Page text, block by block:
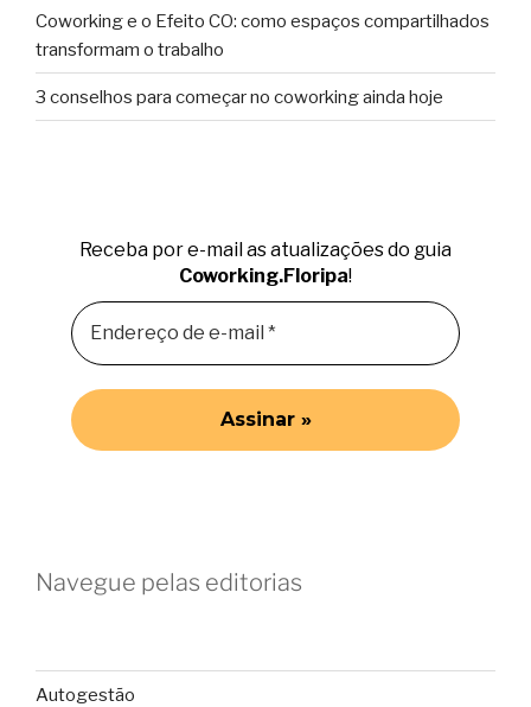
Coworking e o Efeito CO: como espaços compartilhados
transformam o trabalho
3 conselhos para começar no coworking ainda hoje
Receba por e-mail as atualizações do guia
Coworking.Floripa!
Navegue pelas editorias
Autogestão